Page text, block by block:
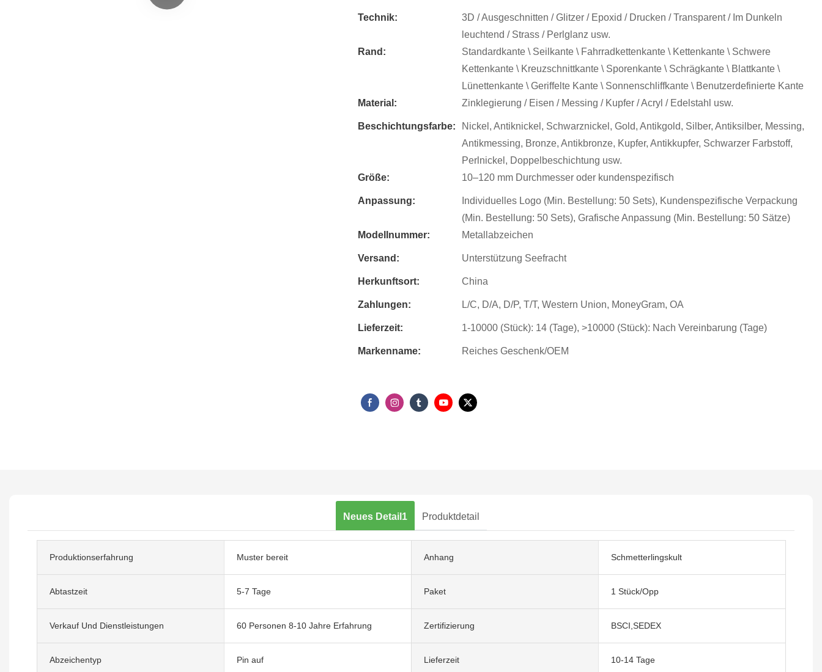
Technik:
3D / Ausgeschnitten / Glitzer / Epoxid / Drucken / Transparent / Im Dunkeln
leuchtend / Strass / Perlglanz usw.
Rand:
Standardkante \ Seilkante \ Fahrradkettenkante \ Kettenkante \ Schwere
Kettenkante \ Kreuzschnittkante \ Sporenkante \ Schrägkante \ Blattkante \
Lünettenkante \ Geriffelte Kante \ Sonnenschliffkante \ Benutzerdefinierte Kante
Material:
Zinklegierung / Eisen / Messing / Kupfer / Acryl / Edelstahl usw.
Beschichtungsfarbe:
Nickel, Antiknickel, Schwarznickel, Gold, Antikgold, Silber, Antiksilber, Messing,
Antikmessing, Bronze, Antikbronze, Kupfer, Antikkupfer, Schwarzer Farbstoff,
Perlnickel, Doppelbeschichtung usw.
Größe:
10–120 mm Durchmesser oder kundenspezifisch
Anpassung:
Individuelles Logo (Min. Bestellung: 50 Sets), Kundenspezifische Verpackung
(Min. Bestellung: 50 Sets), Grafische Anpassung (Min. Bestellung: 50 Sätze)
Modellnummer:
Metallabzeichen
Versand: Unterstützung Seefracht
Herkunftsort: China
Zahlungen: L/C, D/A, D/P, T/T, Western Union, MoneyGram, OA
Lieferzeit: 1-10000 (Stück): 14 (Tage), >10000 (Stück): Nach Vereinbarung (Tage)
Markenname: Reiches Geschenk/OEM
Neues Detail1 Produktdetail
Produktionserfahrung Muster bereit Anhang Schmetterlingskult
Abtastzeit 5-7 Tage Paket 1 Stück/Opp
Verkauf Und Dienstleistungen 60 Personen 8-10 Jahre Erfahrung Zertifizierung BSCI,SEDEX
Abzeichentyp Pin auf Lieferzeit 10-14 Tage